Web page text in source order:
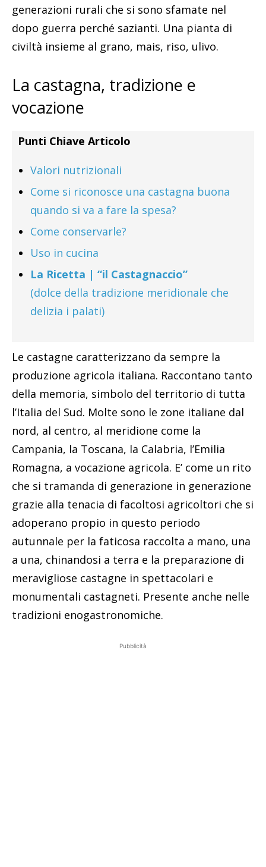
generazioni rurali che si sono sfamate nel
dopo guerra perché sazianti. Una pianta di
civiltà insieme al grano, mais, riso, ulivo.
La castagna, tradizione e
vocazione
Punti Chiave Articolo
Valori nutrizionali
Come si riconosce una castagna buona
quando si va a fare la spesa?
Come conservarle?
Uso in cucina
La Ricetta | “il Castagnaccio”
(dolce della tradizione meridionale che
delizia i palati)
Le castagne caratterizzano da sempre la
produzione agricola italiana. Raccontano tanto
della memoria, simbolo del territorio di tutta
l’Italia del Sud. Molte sono le zone italiane dal
nord, al centro, al meridione come la
Campania, la Toscana, la Calabria, l’Emilia
Romagna, a vocazione agricola. E’ come un rito
che si tramanda di generazione in generazione
grazie alla tenacia di facoltosi agricoltori che si
adoperano propio in questo periodo
autunnale per la faticosa raccolta a mano, una
a una, chinandosi a terra e la preparazione di
meravigliose castagne in spettacolari e
monumentali castagneti. Presente anche nelle
tradizioni enogastronomiche.
Pubblicità